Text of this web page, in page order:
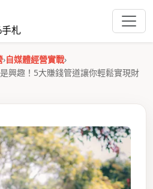
札
›自媒體經營實戰›
興趣！5大賺錢管道讓你輕鬆實現財